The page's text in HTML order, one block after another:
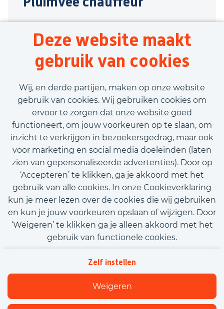
Deze website maakt
gebruik van cookies
Wij, en derde partijen, maken op onze website
gebruik van cookies. Wij gebruiken cookies om
ervoor te zorgen dat onze website goed
functioneert, om jouw voorkeuren op te slaan, om
inzicht te verkrijgen in bezoekersgedrag, maar ook
voor marketing en social media doeleinden (laten
zien van gepersonaliseerde advertenties). Door op
‘Accepteren’ te klikken, ga je akkoord met het
gebruik van alle cookies. In onze Cookieverklaring
kun je meer lezen over de cookies die wij gebruiken
en kun je jouw voorkeuren opslaan of wijzigen. Door
‘Weigeren’ te klikken ga je alleen akkoord met het
gebruik van functionele cookies.
Zelf instellen
Weigeren
Transport
40 uur
€3.300,00 - €3.800,00
Bekijk vacature
Call-to-action bij meer vacatures
Kom met ons in contact
Cookies
Flexfamily